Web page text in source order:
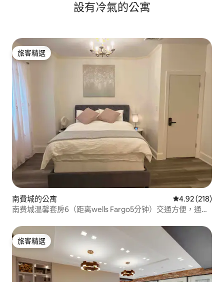
設有冷氣的公寓
旅客精選
旅客精選
南費城的公寓 從 218 則評價
4.92 (218)
南费城温馨套房6（距离wells Fargo5分钟）交通方便，通往
旅客精選
旅客精選